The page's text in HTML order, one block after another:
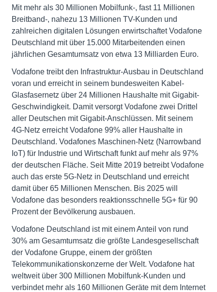
Mit mehr als 30 Millionen Mobilfunk-, fast 11 Millionen
Breitband-, nahezu 13 Millionen TV-Kunden und
zahlreichen digitalen Lösungen erwirtschaftet Vodafone
Deutschland mit über 15.000 Mitarbeitenden einen
jährlichen Gesamtumsatz von etwa 13 Milliarden Euro.
Vodafone treibt den Infrastruktur-Ausbau in Deutschland
voran und erreicht in seinem bundesweiten Kabel-
Glasfasernetz über 24 Millionen Haushalte mit Gigabit-
Geschwindigkeit. Damit versorgt Vodafone zwei Drittel
aller Deutschen mit Gigabit-Anschlüssen. Mit seinem
4G-Netz erreicht Vodafone 99% aller Haushalte in
Deutschland. Vodafones Maschinen-Netz (Narrowband
IoT) für Industrie und Wirtschaft funkt auf mehr als 97%
der deutschen Fläche. Seit Mitte 2019 betreibt Vodafone
auch das erste 5G-Netz in Deutschland und erreicht
damit über 65 Millionen Menschen. Bis 2025 will
Vodafone das besonders reaktionsschnelle 5G+ für 90
Prozent der Bevölkerung ausbauen.
Vodafone Deutschland ist mit einem Anteil von rund
30% am Gesamtumsatz die größte Landesgesellschaft
der Vodafone Gruppe, einem der größten
Telekommunikationskonzerne der Welt. Vodafone hat
weltweit über 300 Millionen Mobilfunk-Kunden und
verbindet mehr als 160 Millionen Geräte mit dem Internet